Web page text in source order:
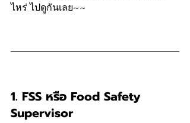
ไหร่ ไปดูกันเลย~~
1. FSS หรือ Food Safety
Supervisor